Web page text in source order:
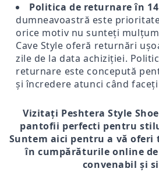
Politica de returnare în
dumneavoastră este
orice motiv nu sunteți
Cave Style oferă returnări
zile de la data achiziției.
returnare este concepută
și încredere atunci când
Vizitați Peshtera Style
pantofii perfecti pentru
Suntem aici pentru a vă oferi
în cumpărăturile online
convenabil și